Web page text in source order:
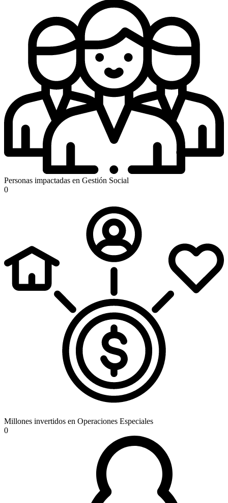
Personas impactadas en Gestión Social
0
Millones invertidos en Operaciones Especiales
0